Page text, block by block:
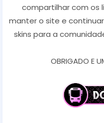
compartilhar com os
manter o site e
skins para a
OBRIGADO E